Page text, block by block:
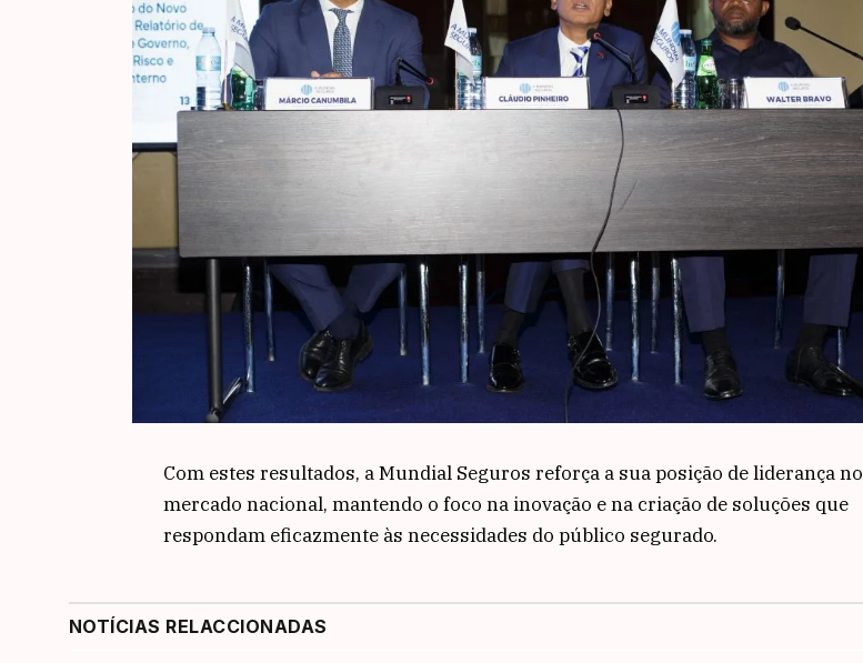
Com estes resultados, a Mundial Seguros reforça a sua posição de liderança no
mercado nacional, mantendo o foco na inovação e na criação de soluções que
respondam eficazmente às necessidades do público segurado.
NOTÍCIAS RELACCIONADAS